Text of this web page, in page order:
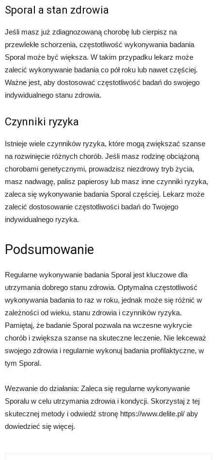
Sporal a stan zdrowia
Jeśli masz już zdiagnozowaną chorobę lub cierpisz na
przewlekłe schorzenia, częstotliwość wykonywania badania
Sporal może być większa. W takim przypadku lekarz może
zalecić wykonywanie badania co pół roku lub nawet częściej.
Ważne jest, aby dostosować częstotliwość badań do swojego
indywidualnego stanu zdrowia.
Czynniki ryzyka
Istnieje wiele czynników ryzyka, które mogą zwiększać szanse
na rozwinięcie różnych chorób. Jeśli masz rodzinę obciążoną
chorobami genetycznymi, prowadzisz niezdrowy tryb życia,
masz nadwagę, palisz papierosy lub masz inne czynniki ryzyka,
zaleca się wykonywanie badania Sporal częściej. Lekarz może
zalecić dostosowanie częstotliwości badań do Twojego
indywidualnego ryzyka.
Podsumowanie
Regularne wykonywanie badania Sporal jest kluczowe dla
utrzymania dobrego stanu zdrowia. Optymalna częstotliwość
wykonywania badania to raz w roku, jednak może się różnić w
zależności od wieku, stanu zdrowia i czynników ryzyka.
Pamiętaj, że badanie Sporal pozwala na wczesne wykrycie
chorób i zwiększa szanse na skuteczne leczenie. Nie lekceważ
swojego zdrowia i regularnie wykonuj badania profilaktyczne, w
tym Sporal.
Wezwanie do działania: Zaleca się regularne wykonywanie
Sporalu w celu utrzymania zdrowia i kondycji. Skorzystaj z tej
skutecznej metody i odwiedź stronę https://www.delite.pl/ aby
dowiedzieć się więcej.